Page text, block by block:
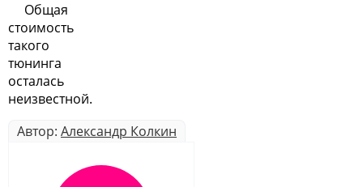
Общая
стоимость
такого
тюнинга
осталась
неизвестной.
Автор: Александр Колкин